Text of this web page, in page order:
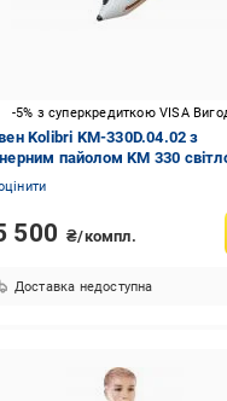
-5% з суперкредиткою VISA
Kolibri KM-330D.04.02 з
пайолом KM 330
500 ₴/компл.
Доставка недоступна